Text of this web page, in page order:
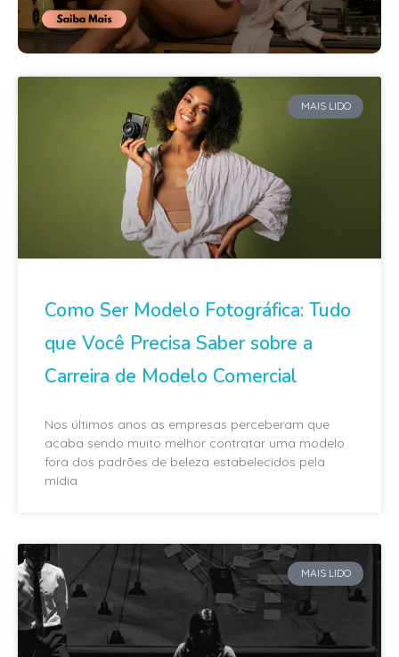
MAIS LIDO
Como Ser Modelo Fotográfica: Tudo
que Você Precisa Saber sobre a
Carreira de Modelo Comercial
Nos últimos anos as empresas perceberam que
acaba sendo muito melhor contratar uma modelo
fora dos padrões de beleza estabelecidos pela
mídia
MAIS LIDO